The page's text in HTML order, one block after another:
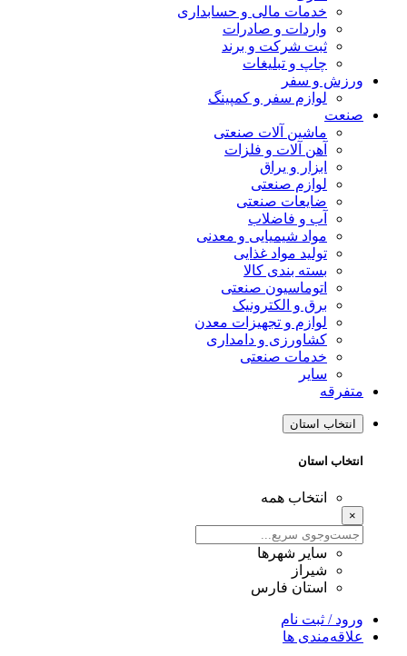
خدمات مالی و حسابداری
واردات و صادرات
ثبت شرکت و برند
چاپ و تبلیغات
ورزش و سفر
لوازم سفر و کمپینگ
صنعت
ماشین آلات صنعتی
آهن آلات و فلزات
ابزار و یراق
لوازم صنعتی
ضایعات صنعتی
آب و فاضلاب
مواد شیمیایی و معدنی
تولید مواد غذایی
بسته بندی کالا
اتوماسیون صنعتی
برق و الکترونیک
لوازم و تجهیزات معدن
کشاورزی و دامداری
خدمات صنعتی
سایر
متفرقه
انتخاب استان
انتخاب استان
انتخاب همه
×
سایر شهرها
شیراز
استان فارس
ورود / ثبت نام
علاقه‌مندی ها